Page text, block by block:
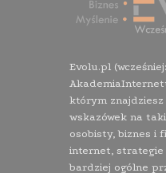
Evolu.pl (wcześniej:
którym
wskazówek na
osobisty, biznes i
internet, strategie
bardziej ogólne